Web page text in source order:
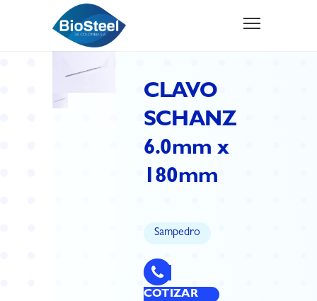
CLAVO
SCHANZ
6.0mm x
180mm
Sampedro
COTIZAR